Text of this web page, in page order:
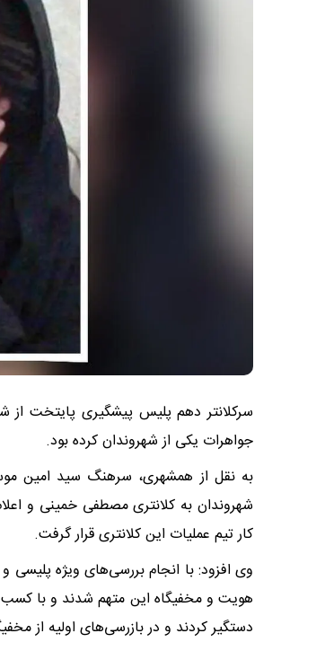
سرکلانتر دهم پلیس پیشگیری پایتخت
جواهرات یکی از شهروندان کرده بود.
به نقل از همشهری، سرهنگ سید امین
شهروندان به کلانتری مصطفی خمینی و
کار تیم عملیات این کلانتری قرار گرفت.
وی افزود: با انجام بررسی‌های ویژه
هویت و مخفیگاه این متهم شدند و با کسب
دستگیر کردند و در بازرسی‌های اولیه از